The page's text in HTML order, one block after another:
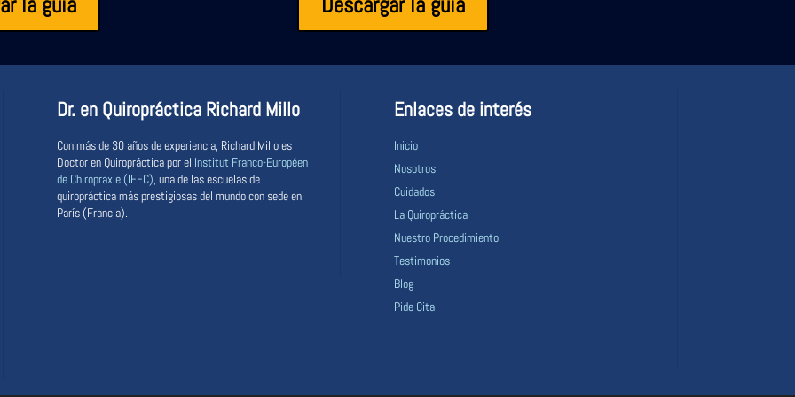
Dr. en Quiropráctica Richard Millo
Con más de 30 años de experiencia, Richard Millo es
Doctor en Quiropráctica por el Institut Franco-Européen
de Chiropraxie (IFEC), una de las escuelas de
quiropráctica más prestigiosas del mundo con sede en
París (Francia).
Enlaces de interés
Inicio
Nosotros
Cuidados
La Quiropráctica
Nuestro Procedimiento
Testimonios
Blog
Pide Cita